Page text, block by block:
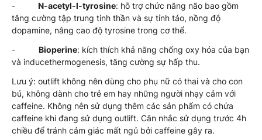
-
N-acetyl-l-tyrosine: hỗ trợ chức năng não bao gồm
tăng cường tập trung tinh thần và sự tỉnh táo, nồng độ
dopamine, nâng cao độ tyrosine trong cơ thể.
- Bioperine: kích thích khả năng chống oxy hóa của bạn
và inducethermogenesis, tăng cường sự hấp thu.
Lưu ý: outlift không nên dùng cho phụ nữ có thai và cho con
bú, không dành cho trẻ em hay những người nhạy cảm với
caffeine. Không nên sử dụng thêm các sản phẩm có chứa
caffeine khi đang sử dụng outlift. Cân nhắc sử dụng trước 4h
chiều để tránh cảm giác mất ngủ bởi caffeine gây ra.